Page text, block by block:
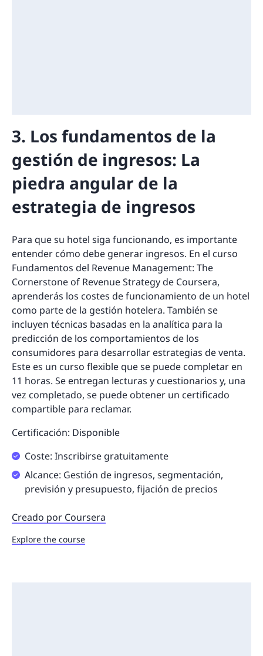
3. Los fundamentos de la
gestión de ingresos: La
piedra angular de la
estrategia de ingresos
Para que su hotel siga funcionando, es importante
entender cómo debe generar ingresos. En el curso
Fundamentos del Revenue Management: The
Cornerstone of Revenue Strategy de Coursera,
aprenderás los costes de funcionamiento de un hotel
como parte de la gestión hotelera. También se
incluyen técnicas basadas en la analítica para la
predicción de los comportamientos de los
consumidores para desarrollar estrategias de venta.
Este es un curso flexible que se puede completar en
11 horas. Se entregan lecturas y cuestionarios y, una
vez completado, se puede obtener un certificado
compartible para reclamar.
Certificación: Disponible
Coste: Inscribirse gratuitamente
Alcance: Gestión de ingresos, segmentación,
previsión y presupuesto, fijación de precios
Creado por Coursera
Explore the course